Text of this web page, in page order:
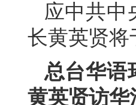
应中共中
长黄英贤将
总台华语
黄英贤访华